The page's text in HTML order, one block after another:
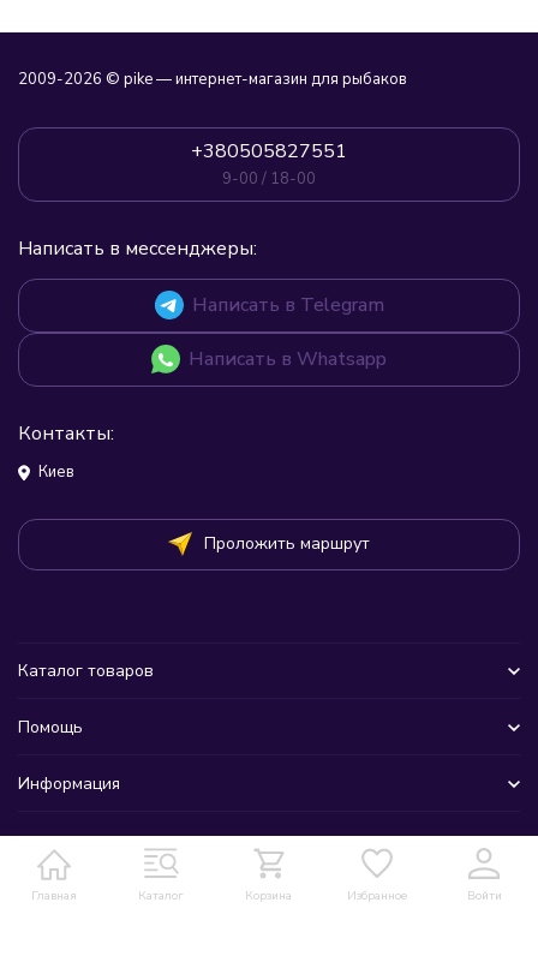
Главная Каталог Корзина Избранное Войти
2009-2026 © pike — интернет-магазин для рыбаков
+380505827551
9-00 / 18-00
Написать в мессенджеры:
Написать в Telegram
Написать в Whatsapp
Контакты:
Киев
Проложить маршрут
Каталог товаров
Помощь
Информация